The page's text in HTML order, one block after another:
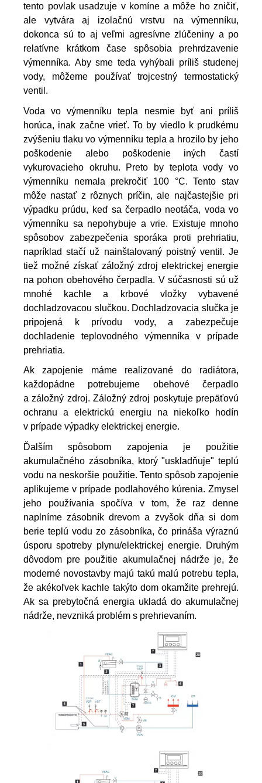
tento povlak usadzuje v komíne a môže ho zničiť,
ale vytvára aj izolačnú vrstvu na výmenníku,
dokonca sú to aj veľmi agresívne zlúčeniny a po
relatívne krátkom čase spôsobia prehrdzavenie
výmenníka. Aby sme teda vyhýbali príliš studenej
vody, môžeme používať trojcestný termostatický
ventil.
Voda vo výmenníku tepla nesmie byť ani príliš
horúca, inak začne vrieť. To by viedlo k prudkému
zvýšeniu tlaku vo výmenníku tepla a hrozilo by jeho
poškodenie alebo poškodenie iných častí
vykurovacieho okruhu. Preto by teplota vody vo
výmenníku nemala prekročiť 100 °C. Tento stav
môže nastať z rôznych príčin, ale najčastejšie pri
výpadku prúdu, keď sa čerpadlo neotáča, voda vo
výmenníku sa nepohybuje a vrie. Existuje mnoho
spôsobov zabezpečenia sporáka proti prehriatiu,
napríklad stačí už nainštalovaný poistný ventil. Je
tiež možné získať záložný zdroj elektrickej energie
na pohon obehového čerpadla. V súčasnosti sú už
mnohé kachle a krbové vložky vybavené
dochladzovacou slučkou. Dochladzovacia slučka je
pripojená k prívodu vody, a zabezpečuje
dochladenie teplovodného výmenníka v prípade
prehriatia.
Ak zapojenie máme realizované do radiátora,
každopádne potrebujeme obehové čerpadlo
a záložný zdroj. Záložný zdroj poskytuje prepäťovú
ochranu a elektrickú energiu na niekoľko hodín
v prípade výpadky elektrickej energie.
Ďalším spôsobom zapojenia je použitie
akumulačného zásobníka, ktorý "uskladňuje" teplú
vodu na neskoršie použitie. Tento spôsob zapojenie
aplikujeme v prípade podlahového kúrenia. Zmysel
jeho používania spočíva v tom, že raz denne
naplníme zásobník drevom a zvyšok dňa si dom
berie teplú vodu zo zásobníka, čo prináša výraznú
úsporu spotreby plynu/elektrickej energie. Druhým
dôvodom pre použitie akumulačnej nádrže je, že
moderné novostavby majú takú malú potrebu tepla,
že akékoľvek kachle takýto dom okamžite prehrejú.
Ak sa prebytočná energia ukladá do akumulačnej
nádrže, nevzniká problém s prehrievaním.